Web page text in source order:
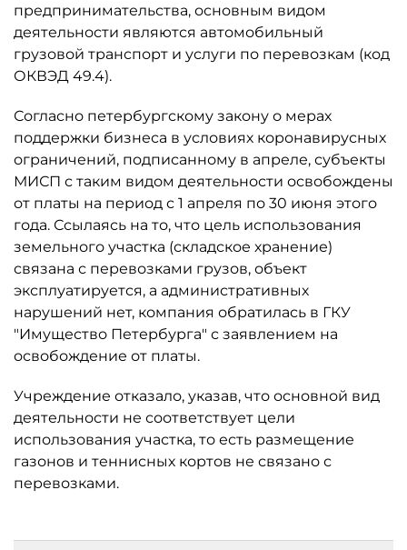
предпринимательства, основным видом
деятельности являются автомобильный
грузовой транспорт и услуги по перевозкам (код
ОКВЭД 49.4).
Согласно петербургскому закону о мерах
поддержки бизнеса в условиях коронавирусных
ограничений, подписанному в апреле, субъекты
МИСП с таким видом деятельности освобождены
от платы на период с 1 апреля по 30 июня этого
года. Ссылаясь на то, что цель использования
земельного участка (складское хранение)
связана с перевозками грузов, объект
эксплуатируется, а административных
нарушений нет, компания обратилась в ГКУ
"Имущество Петербурга" с заявлением на
освобождение от платы.
Учреждение отказало, указав, что основной вид
деятельности не соответствует цели
использования участка, то есть размещение
газонов и теннисных кортов не связано с
перевозками.